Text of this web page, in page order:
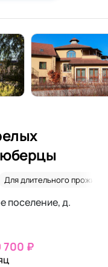
Для длительного
поселение, д.
700 ₽